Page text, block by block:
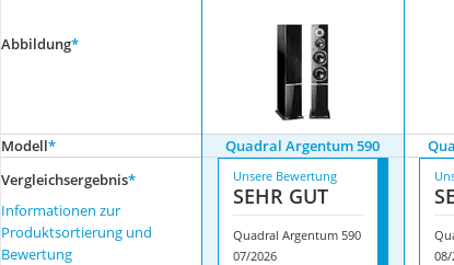
Abbildung*
Modell* Quadral Argentum 590
Vergleichsergebnis*
Informationen zur
Produktsortierung und
Bewertung
Unsere Bewertung
SEHR GUT
Quadral Argentum 590
07/2026
08/